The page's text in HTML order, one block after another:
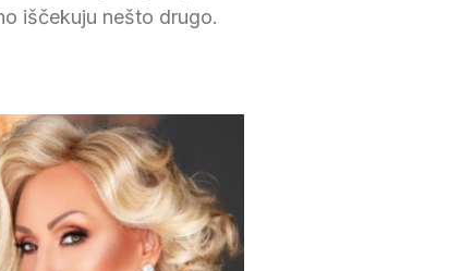
iščekuju nešto drugo.